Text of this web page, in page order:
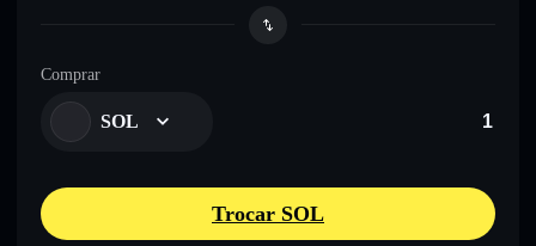
Comprar
SOL
Trocar SOL